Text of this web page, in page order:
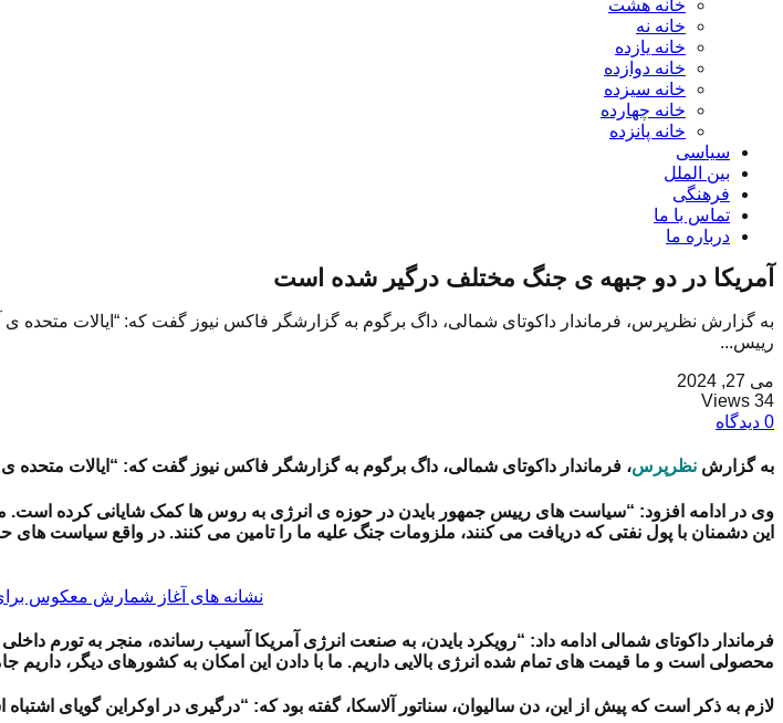
خانه هشت
خانه نه
خانه یازده
خانه دوازده
خانه سیزده
خانه چهارده
خانه پانزده
سیاسی
بین الملل
فرهنگی
تماس با ما
درباره ما
آمریکا در دو جبهه ی جنگ مختلف درگیر شده است
به گزارش نظرپرس، فرماندار داکوتای شمالی، داگ برگوم به گزارشگر فاکس نیوز گفت که: “ایالات
رییس...
می 27, 2024
34 Views
0 دیدگاه
به گزارش نظرپرس، فرماندار داکوتای شمالی، داگ برگوم به گزارشگر فاکس نیوز گفت که: “ایالات
وی در ادامه افزود: “سیاست های رییس جمهور بایدن در حوزه ی انرژی به روس ها کمک شایانی کرده است. ما
این دشمنان با پول نفتی که دریافت می کنند، ملزومات جنگ علیه ما را تامین می کنند. در واقع سیاست
نشانه های آغاز شمارش معکوس
فرماندار داکوتای شمالی ادامه داد: “رویکرد بایدن، به صنعت انرژی آمریکا آسیب رسانده، منجر به تورم
محصولی است و ما قیمت های تمام شده انرژی بالایی داریم. ما با دادن این امکان به کشورهای دیگر، داریم
لازم به ذکر است که پیش از این، دن سالیوان، سناتور آلاسکا، گفته بود که: “درگیری در اوکراین گویای